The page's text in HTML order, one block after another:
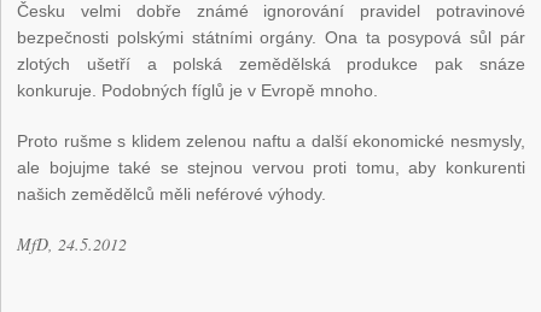
Česku velmi dobře známé ignorování pravidel potravinové
bezpečnosti polskými státními orgány. Ona ta posypová sůl pár
zlotých ušetří a polská zemědělská produkce pak snáze
konkuruje. Podobných fíglů je v Evropě mnoho.
Proto rušme s klidem zelenou naftu a další ekonomické nesmysly,
ale bojujme také se stejnou vervou proti tomu, aby konkurenti
našich zemědělců měli neférové výhody.
MfD, 24.5.2012